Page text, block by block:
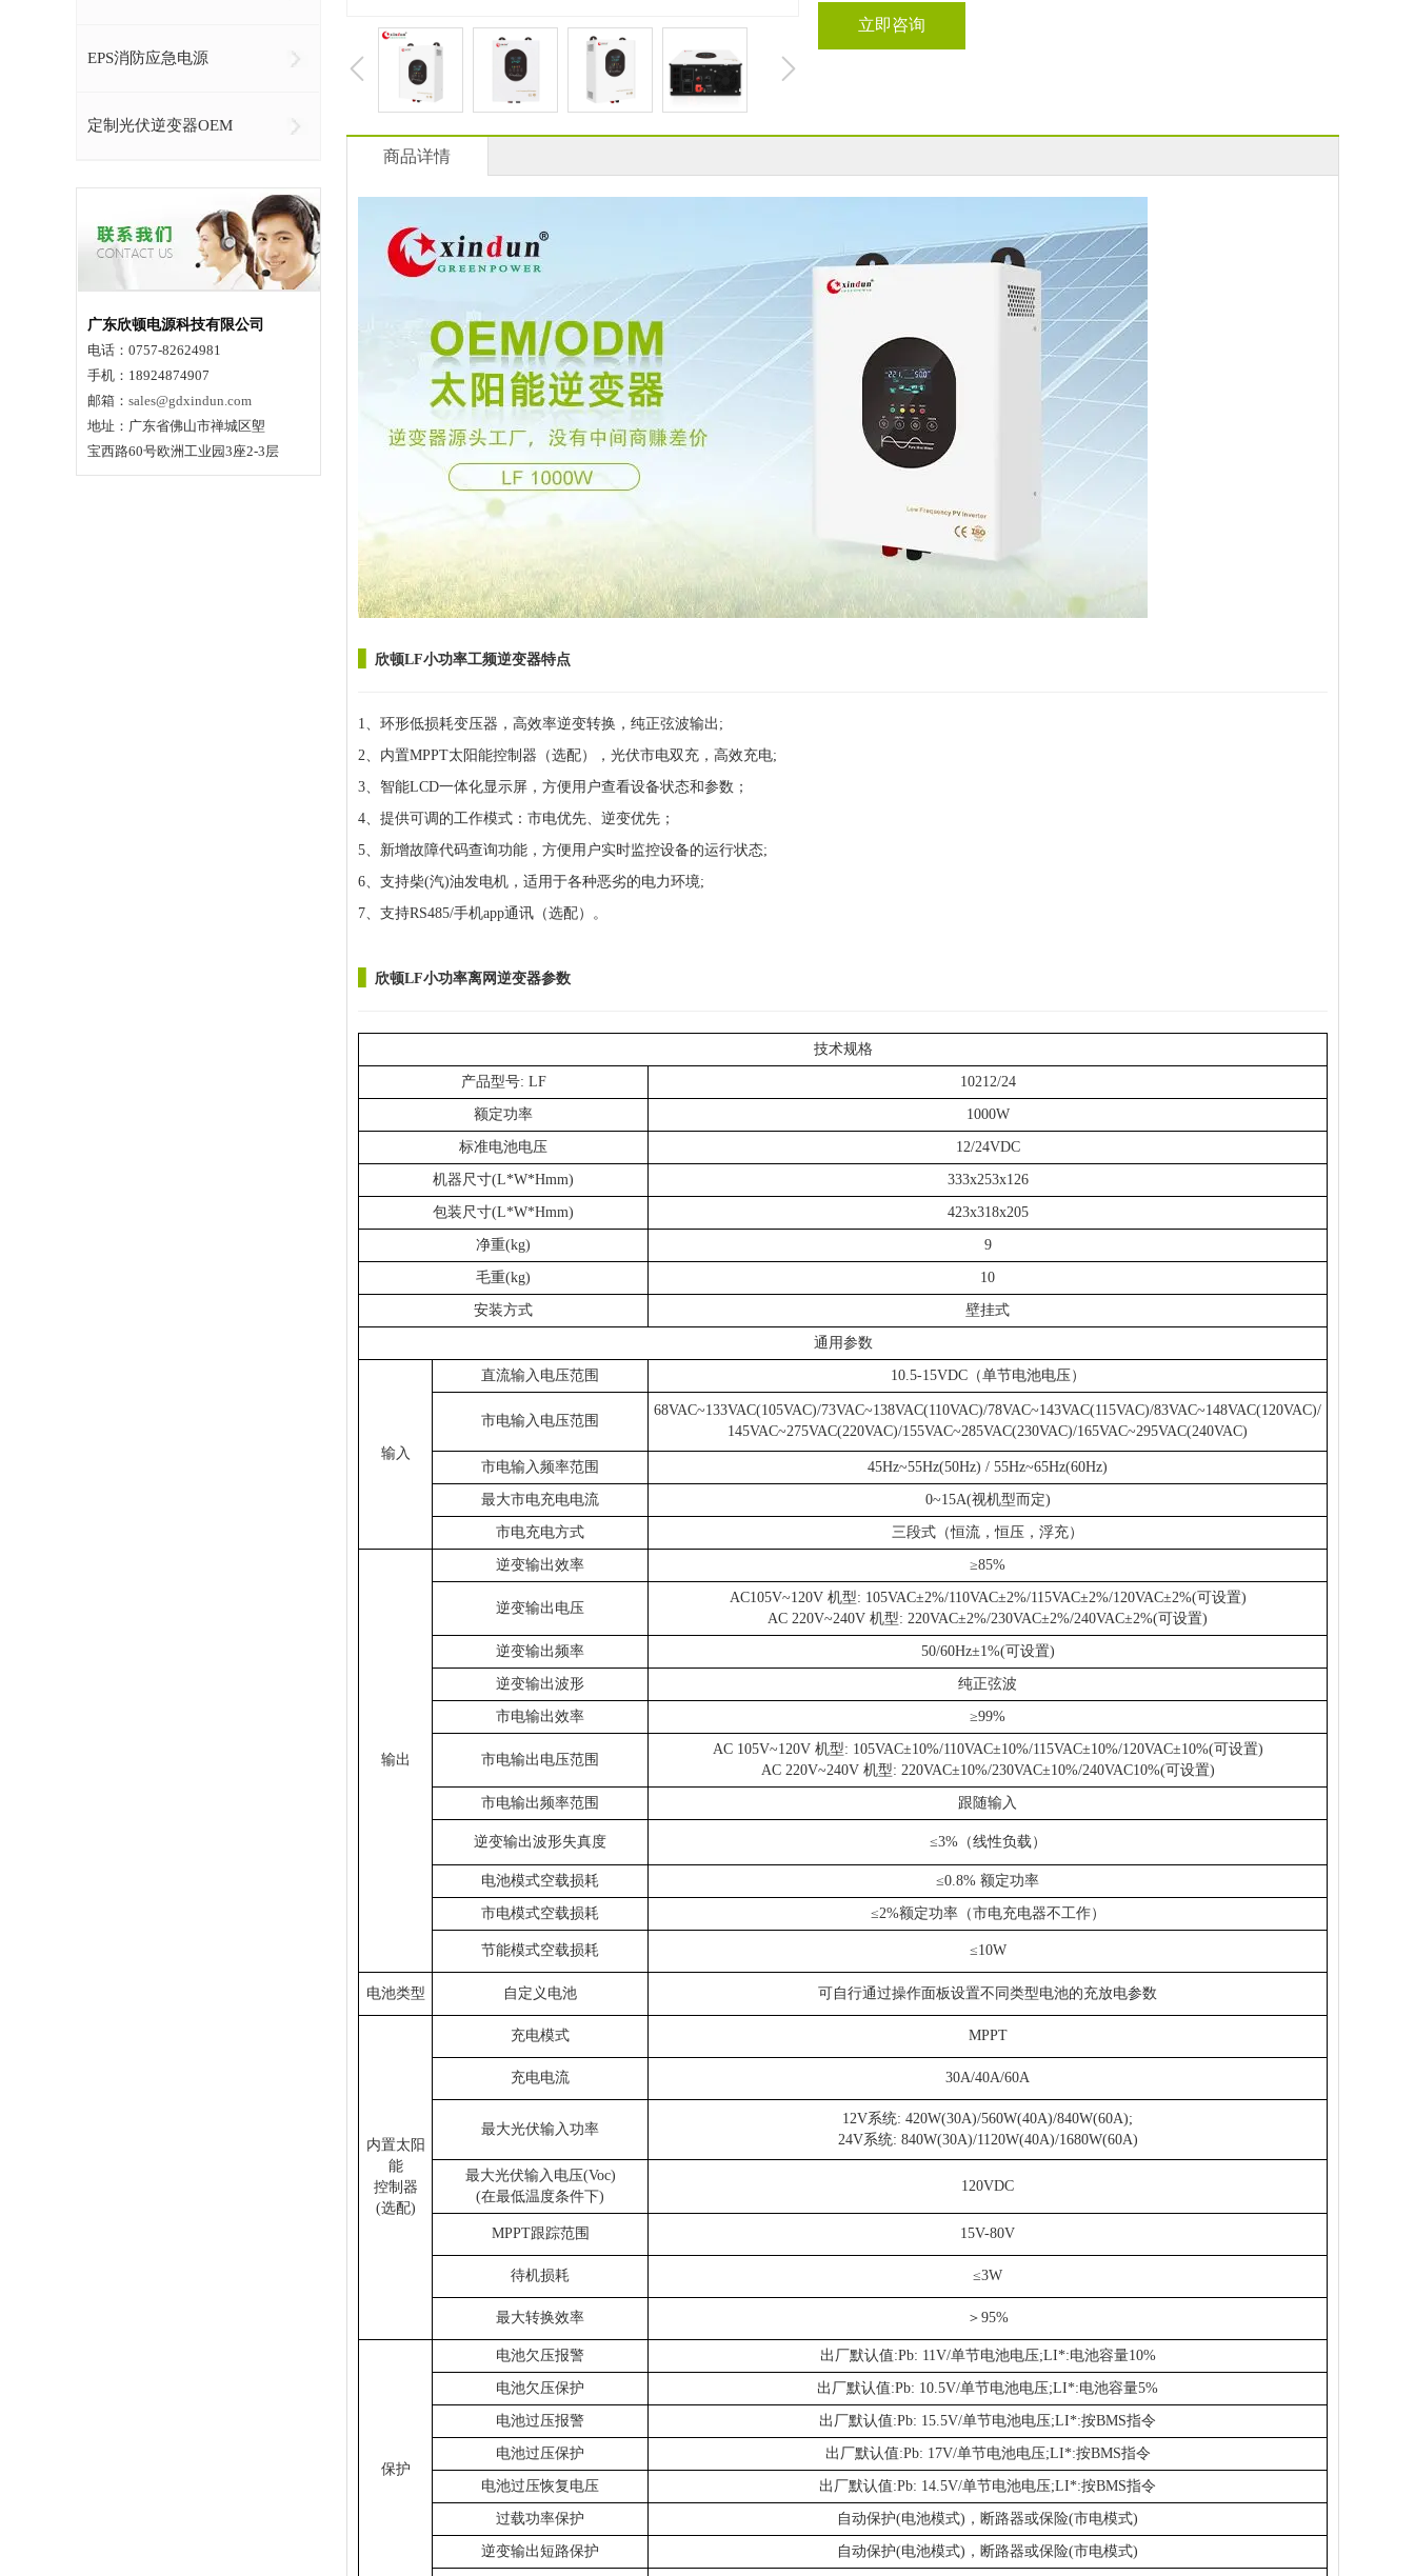
EPS消防应急电源
定制光伏逆变器OEM
广东欣顿电源科技有限公司
电话：0757-82624981
手机：18924874907
邮箱： sales@gdxindun.com
地址：广东省佛山市禅城区塱
宝西路60号欧洲工业园3座2-3层
商品详情
欣顿LF小功率工频逆变器特点
1、环形低损耗变压器，高效率逆变转换，纯正弦波输出;
2、内置MPPT太阳能控制器（选配），光伏市电双充，高效充电;
3、智能LCD一体化显示屏，方便用户查看设备状态和参数；
4、提供可调的工作模式：市电优先、逆变优先；
5、新增故障代码查询功能，方便用户实时监控设备的运行状态;
6、支持柴(汽)油发电机，适用于各种恶劣的电力环境;
7、支持RS485/手机app通讯（选配）。
欣顿LF小功率离网逆变器参数
技术规格
产品型号: LF 10212/24
额定功率 1000W
标准电池电压 12/24VDC
机器尺寸(L*W*Hmm) 333x253x126
包装尺寸(L*W*Hmm) 423x318x205
净重(kg) 9
毛重(kg) 10
安装方式 壁挂式
通用参数
输入
直流输入电压范围 10.5-15VDC（单节电池电压）
市电输入电压范围
68VAC~133VAC(105VAC)/73VAC~138VAC(110VAC)/78VAC~143VAC(115VAC)/83VAC~148VAC(120VAC)/
145VAC~275VAC(220VAC)/155VAC~285VAC(230VAC)/165VAC~295VAC(240VAC)
市电输入频率范围 45Hz~55Hz(50Hz) / 55Hz~65Hz(60Hz)
最大市电充电电流 0~15A(视机型而定)
市电充电方式 三段式（恒流，恒压，浮充）
输出
逆变输出效率 ≥85%
逆变输出电压
AC105V~120V 机型: 105VAC±2%/110VAC±2%/115VAC±2%/120VAC±2%(可设置)
AC 220V~240V 机型: 220VAC±2%/230VAC±2%/240VAC±2%(可设置)
逆变输出频率 50/60Hz±1%(可设置)
逆变输出波形 纯正弦波
市电输出效率 ≥99%
市电输出电压范围
AC 105V~120V 机型: 105VAC±10%/110VAC±10%/115VAC±10%/120VAC±10%(可设置)
AC 220V~240V 机型: 220VAC±10%/230VAC±10%/240VAC10%(可设置)
市电输出频率范围 跟随输入
逆变输出波形失真度 ≤3%（线性负载）
电池模式空载损耗 ≤0.8% 额定功率
市电模式空载损耗 ≤2%额定功率（市电充电器不工作）
节能模式空载损耗 ≤10W
电池类型 自定义电池 可自行通过操作面板设置不同类型电池的充放电参数
内置太阳
能
控制器
(选配)
充电模式 MPPT
充电电流 30A/40A/60A
最大光伏输入功率
12V系统: 420W(30A)/560W(40A)/840W(60A);
24V系统: 840W(30A)/1120W(40A)/1680W(60A)
最大光伏输入电压(Voc)
(在最低温度条件下)
120VDC
MPPT跟踪范围 15V-80V
待机损耗 ≤3W
最大转换效率 ＞95%
保护
电池欠压报警 出厂默认值:Pb: 11V/单节电池电压;LI*:电池容量10%
电池欠压保护 出厂默认值:Pb: 10.5V/单节电池电压;LI*:电池容量5%
电池过压报警 出厂默认值:Pb: 15.5V/单节电池电压;LI*:按BMS指令
电池过压保护 出厂默认值:Pb: 17V/单节电池电压;LI*:按BMS指令
电池过压恢复电压 出厂默认值:Pb: 14.5V/单节电池电压;LI*:按BMS指令
过载功率保护 自动保护(电池模式)，断路器或保险(市电模式)
逆变输出短路保护 自动保护(电池模式)，断路器或保险(市电模式)
立即咨询